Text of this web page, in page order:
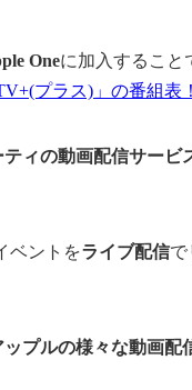
Oneに加入すること
TV+(プラス)」の番組
ィの動画配信サービ
ベントをライブ配信で
ップルの様々な動画配